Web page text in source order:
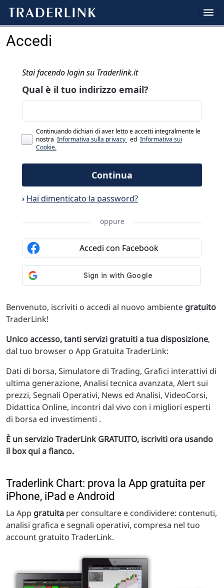
Accedi
Benvenuto, iscriviti o accedi al nuovo ambiente gratuito
TraderLink!
Unico accesso, tanti servizi gratuiti a tua disposizione,
dal tuo browser o App Gratuita TraderLink:
Dati di borsa, Simulatore di Trading, Grafici interattivi di
ultima generazione, Analisi tecnica avanzata, Alert sui
prezzi, Segnali Operativi, News ed Analisi, VideoCorsi,
Didattica Online, incontri dal vivo con i migliori esperti
di borsa ed investimenti .
È un servizio TraderLink GRATUITO, iscriviti ora usando
il box qui a fianco.
Traderlink Chart: prova la App gratuita per
iPhone, iPad e Android
La App gratuita per consultare e condividere: contenuti,
analisi grafica e segnali operativi, compresa nel tuo
account gratuito TraderLink.